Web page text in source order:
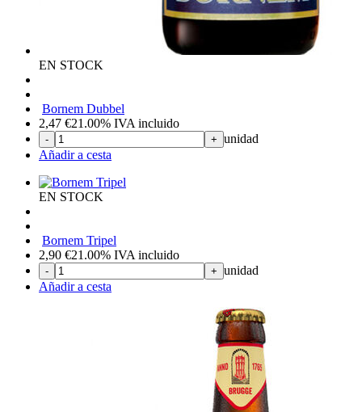
EN STOCK
Bornem Dubbel
2,47 €21.00% IVA incluido
- + unidad
Añadir a cesta
EN STOCK
Bornem Tripel
2,90 €21.00% IVA incluido
- + unidad
Añadir a cesta